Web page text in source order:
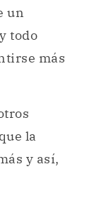
un
todo
más
la
y así,